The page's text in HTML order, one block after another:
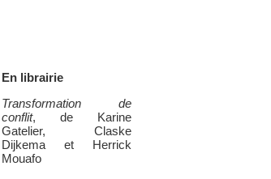
En librairie
Transformation de
conflit, de Karine
Gatelier, Claske
Dijkema et Herrick
Mouafo